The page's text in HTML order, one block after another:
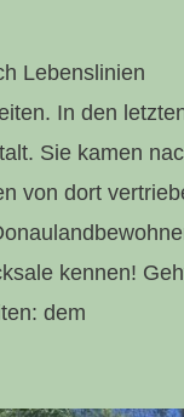
Lebenslinien
In den
Sie kamen
von dort
kennen!
dem